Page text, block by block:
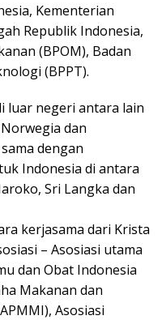
Kementerian
Republik Indonesia,
(BPOM), Badan
(BPPT).
luar negeri antara lain
dan
dengan
Indonesia di antara
Sri Langka dan
kerjasama dari Krista
– Asosiasi utama
dan Obat Indonesia
Makanan dan
Asosiasi